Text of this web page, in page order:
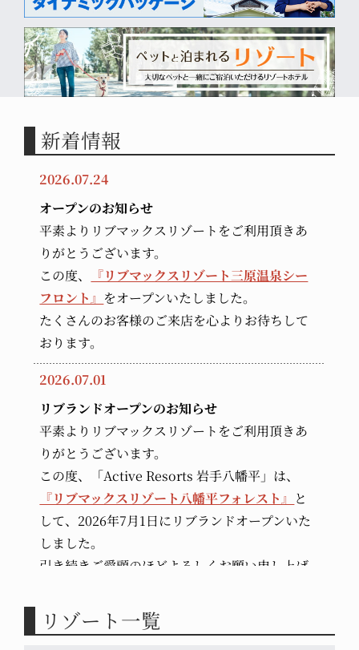
公式サイト
宿泊プラン
リブマックスリゾ
ート伊豆下田
宿泊プラン
新着情報
2026.07.24
オープンのお知らせ
平素よりリブマックスリゾートをご利用頂きあ
りがとうございます。
この度、
『リブマックスリゾート三原温泉シー
フロント』 をオープンいたしました。
たくさんのお客様のご来店を心よりお待ちして
おります。
2026.07.01
リブランドオープンのお知らせ
平素よりリブマックスリゾートをご利用頂きあ
りがとうございます。
この度、「Active Resorts 岩手八幡平」は、
『リブマックスリゾート八幡平フォレスト』 と
して、2026年7月1日にリブランドオープンいた
しました。
引き続きご愛顧のほどよろしくお願い申し上げ
2026.06.30
リゾート一覧